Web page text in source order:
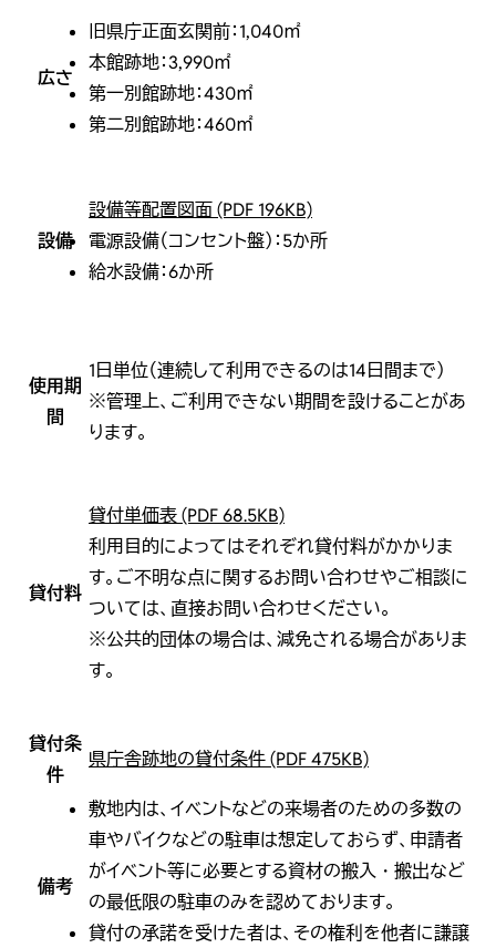
広さ
旧県庁正面玄関前：1,040㎡
本館跡地：3,990㎡
第一別館跡地：430㎡
第二別館跡地：460㎡
設備
設備等配置図面 (PDF 196KB)
電源設備（コンセント盤）：5か所
給水設備：6か所
使用期
間
1日単位（連続して利用できるのは14日間まで）
※管理上、ご利用できない期間を設けることがあ
ります。
貸付料
貸付単価表 (PDF 68.5KB)
利用目的によってはそれぞれ貸付料がかかりま
す。ご不明な点に関するお問い合わせやご相談に
ついては、直接お問い合わせください。
※公共的団体の場合は、減免される場合がありま
す。
貸付条
件
県庁舎跡地の貸付条件 (PDF 475KB)
備考
敷地内は、イベントなどの来場者のための多数の
車やバイクなどの駐車は想定しておらず、申請者
がイベント等に必要とする資材の搬入・搬出など
の最低限の駐車のみを認めております。
貸付の承諾を受けた者は、その権利を他者に謙譲